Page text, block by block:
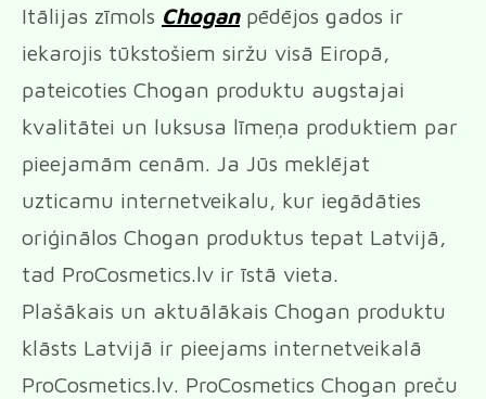
Itālijas zīmols Choganpēdējos gados ir
iekarojis tūkstošiem siržu visā Eiropā,
pateicoties Chogan produktu augstajai
kvalitātei un luksusa līmeņa produktiem par
pieejamām cenām. Ja Jūs meklējat
uzticamu internetveikalu, kur iegādāties
oriģinālos Chogan produktus tepat Latvijā,
tad ProCosmetics.lv ir īstā vieta.
Plašākais un aktuālākais Chogan produktu
klāsts Latvijā ir pieejams internetveikalā
ProCosmetics.lv. ProCosmetics Chogan preču